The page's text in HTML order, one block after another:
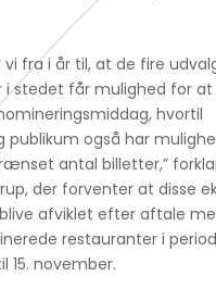
fra i år til, at de fire
i stedet får mulighed for at
hvortil
publikum også har
antal billetter,”
der forventer at disse
afviklet efter aftale
restauranter i
15. november.